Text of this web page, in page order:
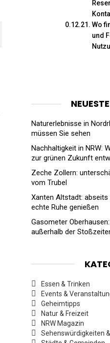
Wo
und
Naturerlebnisse in
müssen Sie sehen
Nachhaltigkeit in NRW:
zur grünen Zukunft
Zeche Zollern:
vom Trubel
Xanten Altstadt:
echte Ruhe genießen
Gasometer
außerhalb der
Essen & Trinken
Events &
Geheimtipps
Natur & Freizeit
NRW Magazin
Sehenswürdigkeiten